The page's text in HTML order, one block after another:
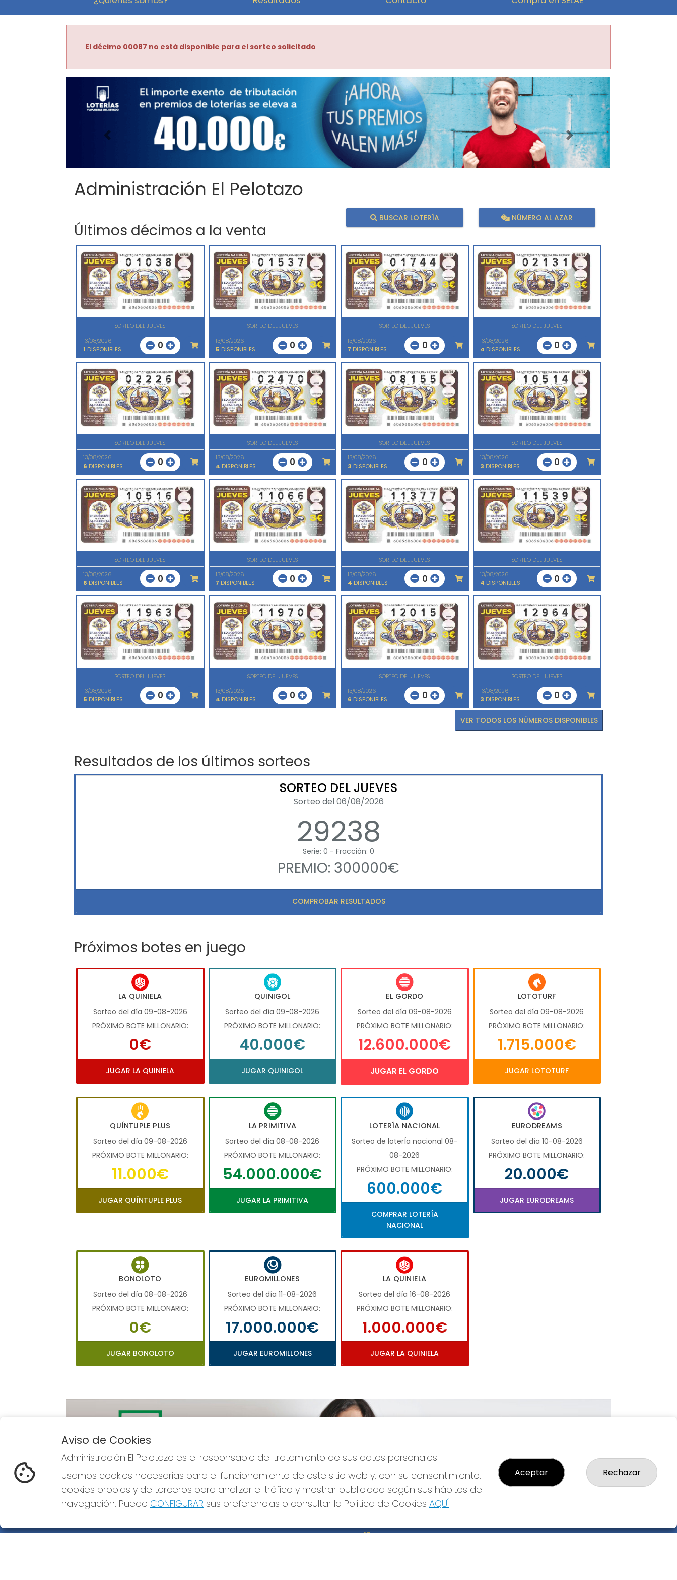
El décimo 00087 no está disponible para el sorteo solicitado
Imagen anterior Imagen siguiente
Administración El Pelotazo
Últimos décimos a la venta
BUSCAR LOTERÍA NÚMERO AL AZAR
SORTEO DEL JUEVES
13/08/2026
1 DISPONIBLES 0
SORTEO DEL JUEVES
13/08/2026
5 DISPONIBLES 0
SORTEO DEL JUEVES
13/08/2026
7 DISPONIBLES 0
SORTEO DEL JUEVES
13/08/2026
4 DISPONIBLES 0
SORTEO DEL JUEVES
13/08/2026
6 DISPONIBLES 0
SORTEO DEL JUEVES
13/08/2026
4 DISPONIBLES 0
SORTEO DEL JUEVES
13/08/2026
3 DISPONIBLES 0
SORTEO DEL JUEVES
13/08/2026
3 DISPONIBLES 0
SORTEO DEL JUEVES
13/08/2026
6 DISPONIBLES 0
SORTEO DEL JUEVES
13/08/2026
7 DISPONIBLES 0
SORTEO DEL JUEVES
13/08/2026
4 DISPONIBLES 0
SORTEO DEL JUEVES
13/08/2026
4 DISPONIBLES 0
SORTEO DEL JUEVES
13/08/2026
5 DISPONIBLES 0
SORTEO DEL JUEVES
13/08/2026
4 DISPONIBLES 0
SORTEO DEL JUEVES
13/08/2026
6 DISPONIBLES 0
SORTEO DEL JUEVES
13/08/2026
3 DISPONIBLES 0
VER TODOS LOS NÚMEROS DISPONIBLES
Resultados de los últimos sorteos
SORTEO DEL JUEVES
Sorteo del 06/08/2026
29238
Serie: 0 - Fracción: 0
PREMIO: 300000€
COMPROBAR RESULTADOS
Próximos botes en juego
LA QUINIELA
Sorteo del día 09-08-2026
PRÓXIMO BOTE MILLONARIO:
0€
JUGAR LA QUINIELA
QUINIGOL
Sorteo del día 09-08-2026
PRÓXIMO BOTE MILLONARIO:
40.000€
JUGAR QUINIGOL
EL GORDO
Sorteo del día 09-08-2026
PRÓXIMO BOTE MILLONARIO:
12.600.000€
JUGAR EL GORDO
LOTOTURF
Sorteo del día 09-08-2026
PRÓXIMO BOTE MILLONARIO:
1.715.000€
JUGAR LOTOTURF
QUÍNTUPLE PLUS
Sorteo del día 09-08-2026
PRÓXIMO BOTE MILLONARIO:
11.000€
JUGAR QUÍNTUPLE PLUS
LA PRIMITIVA
Sorteo del día 08-08-2026
PRÓXIMO BOTE MILLONARIO:
54.000.000€
JUGAR LA PRIMITIVA
LOTERÍA NACIONAL
Sorteo de loterÍa nacional 08-
08-2026
PRÓXIMO BOTE MILLONARIO:
600.000€
COMPRAR LOTERÍA
NACIONAL
EURODREAMS
Sorteo del día 10-08-2026
PRÓXIMO BOTE MILLONARIO:
20.000€
JUGAR EURODREAMS
BONOLOTO
Sorteo del día 08-08-2026
PRÓXIMO BOTE MILLONARIO:
0€
JUGAR BONOLOTO
EUROMILLONES
Sorteo del día 11-08-2026
PRÓXIMO BOTE MILLONARIO:
17.000.000€
JUGAR EUROMILLONES
LA QUINIELA
Sorteo del día 16-08-2026
PRÓXIMO BOTE MILLONARIO:
1.000.000€
JUGAR LA QUINIELA
Imagen anterior Imagen siguiente
ADMINISTRACION DE LOTERIAS: 17-CADIZ -
Aviso de Cookies
Administración El Pelotazo es el responsable del tratamiento de sus datos personales.
Usamos cookies necesarias para el funcionamiento de este sitio web y, con su consentimiento,
cookies propias y de terceros para analizar el tráfico y mostrar publicidad según sus hábitos de
navegación. Puede CONFIGURAR sus preferencias o consultar la Política de Cookies AQUÍ.
Aceptar Rechazar